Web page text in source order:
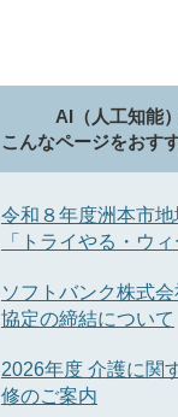
AI（人工知能
こんなページをおす
令和８年度洲本市
「トライやる・ウィ
ソフトバンク株式
協定の締結について
2026年度 介護に関
修のご案内